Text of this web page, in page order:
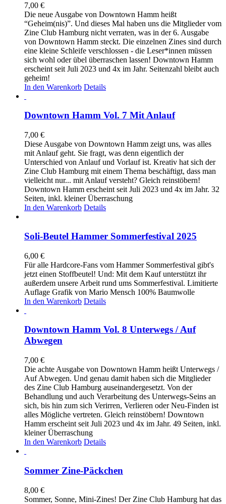
7,00 €
Die neue Ausgabe von Downtown Hamm heißt
“Geheim(nis)”. Und dieses Mal haben uns die Mitglieder vom
Zine Club Hamburg nicht verraten, was in der 6. Ausgabe
von Downtown Hamm steckt. Die einzelnen Zines sind durch
eine kleine Schleife verschlossen - die Leser*innen müssen
sich wohl oder übel überraschen lassen! Downtown Hamm
erscheint seit Juli 2023 und 4x im Jahr. Seitenzahl bleibt auch
geheim!
In den Warenkorb Details
Downtown Hamm Vol. 7 Mit Anlauf
7,00 €
Diese Ausgabe von Downtown Hamm zeigt uns, was alles
mit Anlauf geht. Sie fragt, was denn eigentlich der
Unterschied von Anlauf und Vorlauf ist. Kreativ hat sich der
Zine Club Hamburg mit einem Thema beschäftigt, dass man
vielleicht nur... mit Anlauf versteht? Gleich reinstöbern!
Downtown Hamm erscheint seit Juli 2023 und 4x im Jahr. 32
Seiten, inkl. kleiner Überraschung
In den Warenkorb Details
Soli-Beutel Hammer Sommerfestival 2025
6,00 €
Für alle Hardcore-Fans vom Hammer Sommerfestival gibt's
jetzt einen Stoffbeutel! Und: Mit dem Kauf unterstützt ihr
außerdem unsere Arbeit rund ums Sommerfestival. Limitierte
Auflage Grafik von Mario Mensch 100% Baumwolle
In den Warenkorb Details
Downtown Hamm Vol. 8 Unterwegs / Auf
Abwegen
7,00 €
Die achte Ausgabe von Downtown Hamm heißt Unterwegs /
Auf Abwegen. Und genau damit haben sich die Mitglieder
des Zine Club Hamburg auseinandergesetzt. Von der
Behandlung und auch Verarbeitung des Unterwegs-Seins an
sich, bis hin zum sich Verirren, Verlieren oder Neu-Finden ist
alles Mögliche vertreten. Gleich reinstöbern! Downtown
Hamm erscheint seit Juli 2023 und 4x im Jahr. 49 Seiten, inkl.
kleiner Überraschung
In den Warenkorb Details
Sommer Zine-Päckchen
8,00 €
Sommer, Sonne, Mini-Zines! Der Zine Club Hamburg hat das